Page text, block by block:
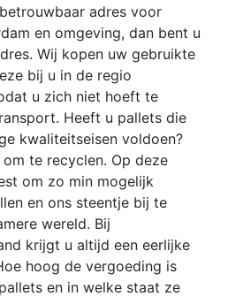
adres voor
en omgeving, dan bent u
Wij kopen uw gebruikte
bij u in de regio
u zich niet hoeft te
Heeft u pallets die
kwaliteitseisen voldoen?
te recyclen. Op deze
om zo min mogelijk
en ons steentje bij te
wereld. Bij
krijgt u altijd een eerlijke
hoog de vergoeding is
en in welke staat ze